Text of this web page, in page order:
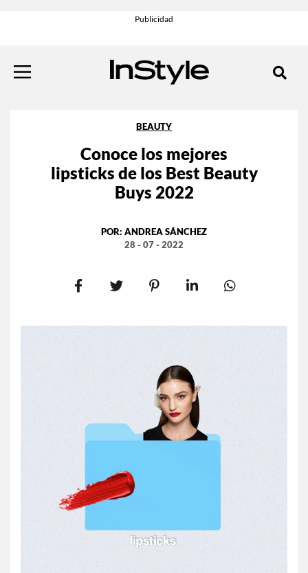
BEAUTY
Conoce los mejores
lipsticks de los Best Beauty
Buys 2022
POR: ANDREA SÁNCHEZ
28 - 07 - 2022